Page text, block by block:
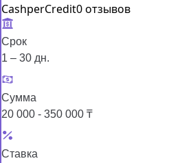
CashperCredit0 отзывов
Срок
1 – 30 дн.
Сумма
20 000 - 350 000 ₸
Ставка